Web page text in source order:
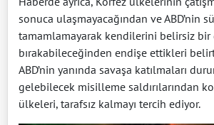
sonuca ulaşmayacağından ve ABD’nin
tamamlamayarak kendilerini belirsiz bir
bırakabileceğinden endişe ettikleri
ABD’nin yanında savaşa katılmaları
gelebilecek misilleme saldırılarından
ülkeleri, tarafsız kalmayı tercih ediyor.